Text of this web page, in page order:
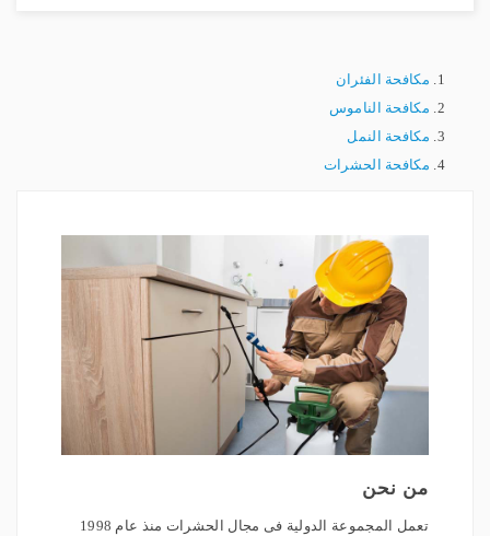
مكافحة الفئران
مكافحة الناموس
مكافحة النمل
مكافحة الحشرات
من نحن
تعمل المجموعة الدولية فى مجال الحشرات منذ عام 1998